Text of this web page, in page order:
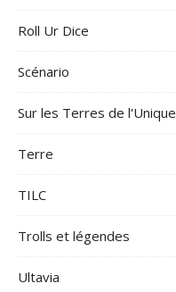
Roll Ur Dice
Scénario
Sur les Terres de l'Unique
Terre
TILC
Trolls et légendes
Ultavia